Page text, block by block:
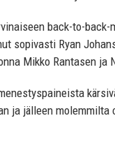
back-to-
sopivasti Ryan
Mikko Rantasen ja
ja jälleen